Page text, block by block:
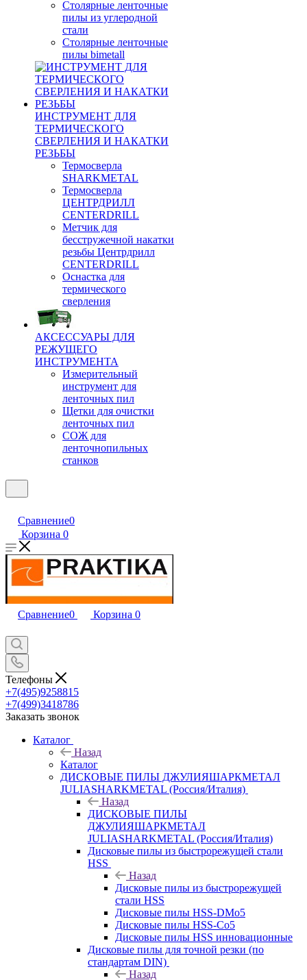
Столярные ленточные
пилы из углеродной
стали
Столярные ленточные
пилы bimetall
ИНСТРУМЕНТ ДЛЯ
ТЕРМИЧЕСКОГО
СВЕРЛЕНИЯ И НАКАТКИ
РЕЗЬБЫ
Термосверла
SHARKMETAL
Термосверла
ЦЕНТРДРИЛЛ
CENTERDRILL
Метчик для
бесстружечной накатки
резьбы Центрдрилл
CENTERDRILL
Оснастка для
термического
сверления
АКСЕССУАРЫ ДЛЯ
РЕЖУЩЕГО
ИНСТРУМЕНТА
Измерительный
инструмент для
ленточных пил
Щетки для очистки
ленточных пил
СОЖ для
ленточнопильных
станков
Сравнение0
Корзина 0
Сравнение0 Корзина 0
Телефоны
+7(495)9258815
+7(499)3418786
Заказать звонок
Каталог
Назад
Каталог
ДИСКОВЫЕ ПИЛЫ ДЖУЛИЯШАРКМЕТАЛ
JULIASHARKMETAL (Россия/Италия)
Назад
ДИСКОВЫЕ ПИЛЫ
ДЖУЛИЯШАРКМЕТАЛ
JULIASHARKMETAL (Россия/Италия)
Дисковые пилы из быстрорежущей стали
HSS
Назад
Дисковые пилы из быстрорежущей
стали HSS
Дисковые пилы HSS-DMo5
Дисковые пилы HSS-Co5
Дисковые пилы HSS инновационные
Дисковые пилы для точной резки (по
стандартам DIN)
Назад